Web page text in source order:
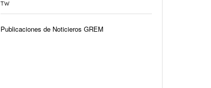
TW
Publicaciones de Noticieros GREM